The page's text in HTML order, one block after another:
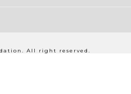
All right reserved.